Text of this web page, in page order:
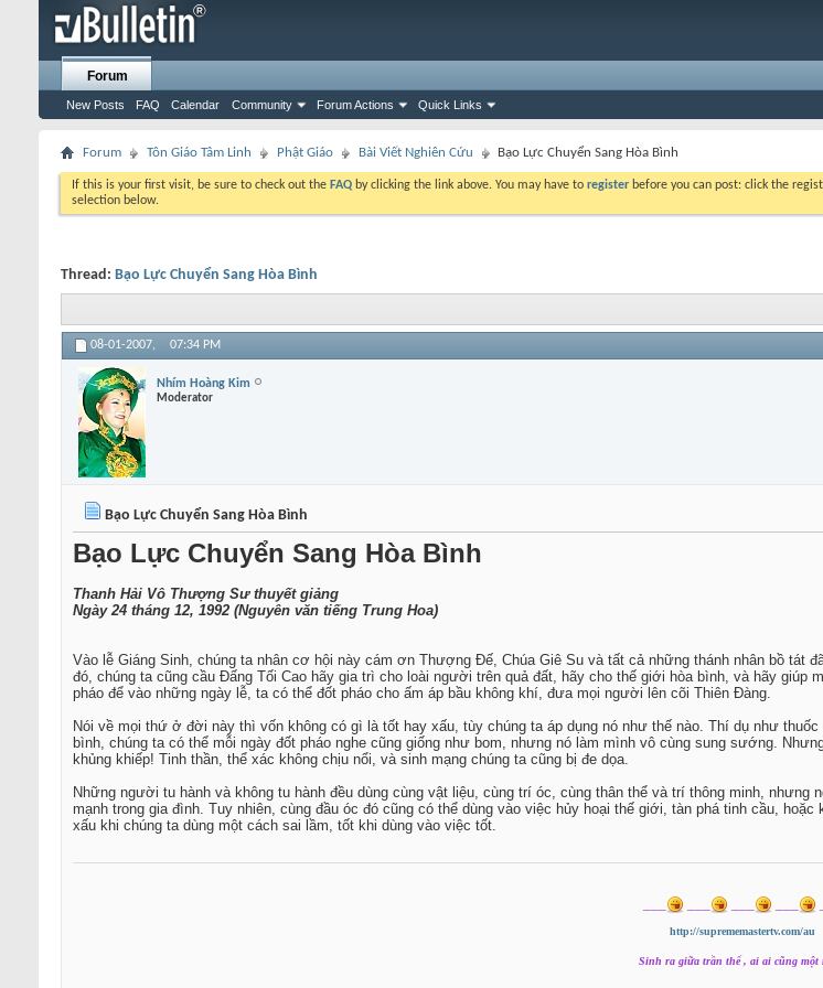
Forum
New Posts FAQ Calendar Community Forum Actions Quick Links
Forum Tôn Giáo Tâm Linh Phật Giáo Bài Viết Nghiên Cứu Bạo Lực Chuyển Sang Hòa Bình
If this is your first visit, be sure to check out the FAQ by clicking the link above. You may have to register before you can post: click the
selection below.
Thread: Bạo Lực Chuyển Sang Hòa Bình
08-01-2007, 07:34 PM
Nhím Hoàng Kim
Moderator
Bạo Lực Chuyển Sang Hòa Bình
Bạo Lực Chuyển Sang Hòa Bình
Thanh Hải Vô Thượng Sư thuyết giảng
Ngày 24 tháng 12, 1992 (Nguyên văn tiếng Trung Hoa)
Vào lễ Giáng Sinh, chúng ta nhân cơ hội này cám ơn Thượng Đế, Chúa Giê Su và tất cả những thánh nhân bồ tát
đó, chúng ta cũng cầu Đấng Tối Cao hãy gia trì cho loài người trên quả đất, hãy cho thế giới hòa bình, và hãy
pháo để vào những ngày lễ, ta có thể đốt pháo cho ấm áp bầu không khí, đưa mọi người lên cõi Thiên Đàng.
Nói về mọi thứ ở đời này thì vốn không có gì là tốt hay xấu, tùy chúng ta áp dụng nó như thế nào. Thí dụ như
bình, chúng ta có thể mỗi ngày đốt pháo nghe cũng giống như bom, nhưng nó làm mình vô cùng sung sướng.
khủng khiếp! Tinh thần, thể xác không chịu nổi, và sinh mạng chúng ta cũng bị đe dọa.
Những người tu hành và không tu hành đều dùng cùng vật liệu, cùng trí óc, cùng thân thể và trí thông minh,
mạnh trong gia đình. Tuy nhiên, cùng đầu óc đó cũng có thể dùng vào việc hủy hoại thế giới, tàn phá tinh cầu,
xấu khi chúng ta dùng một cách sai lầm, tốt khi dùng vào việc tốt.
http://suprememastertv.com/au
Sinh ra giữa trần thế , ai ai cũng một